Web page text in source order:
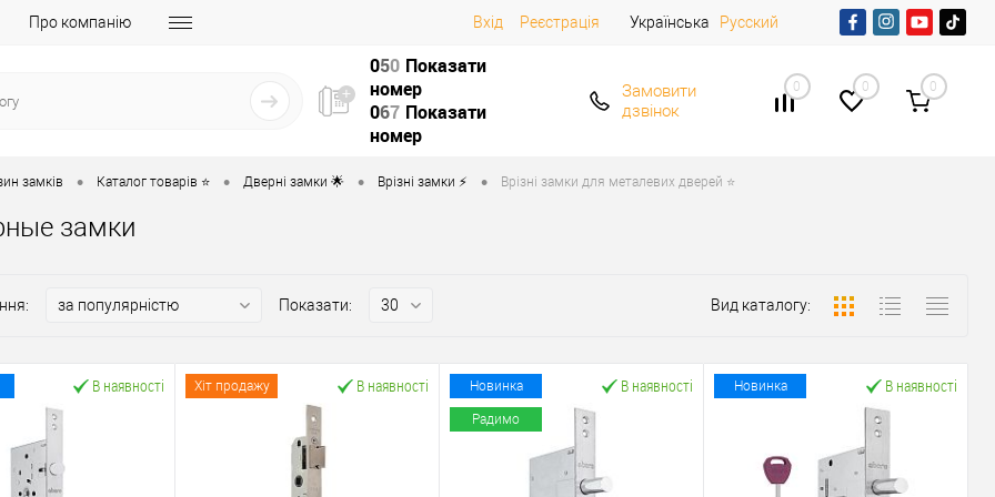
Про компанію Вхід Реєстрація Українська Русский
050 Показати
номер
067 Показати
номер
Замовити
дзвінок
0 0 0
замків • Каталог товарів ⭐ • Дверні замки 🌟 • Врізні замки ⚡️ • Врізні замки для металевих дверей ⭐
замки
Показати: Вид каталогу:
В наявності Хіт продажу В наявності Новинка
Радимо
В наявності Новинка В наявності